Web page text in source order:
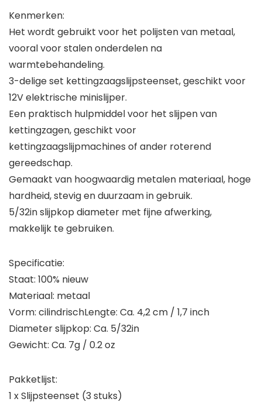
Kenmerken:
Het wordt gebruikt voor het polijsten van metaal,
vooral voor stalen onderdelen na
warmtebehandeling.
3-delige set kettingzaagslijpsteenset, geschikt voor
12V elektrische minislijper.
Een praktisch hulpmiddel voor het slijpen van
kettingzagen, geschikt voor
kettingzaagslijpmachines of ander roterend
gereedschap.
Gemaakt van hoogwaardig metalen materiaal, hoge
hardheid, stevig en duurzaam in gebruik.
5/32in slijpkop diameter met fijne afwerking,
makkelijk te gebruiken.
Specificatie:
Staat: 100% nieuw
Materiaal: metaal
Vorm: cilindrischLengte: Ca. 4,2 cm / 1,7 inch
Diameter slijpkop: Ca. 5/32in
Gewicht: Ca. 7g / 0.2 oz
Pakketlijst:
1 x Slijpsteenset (3 stuks)